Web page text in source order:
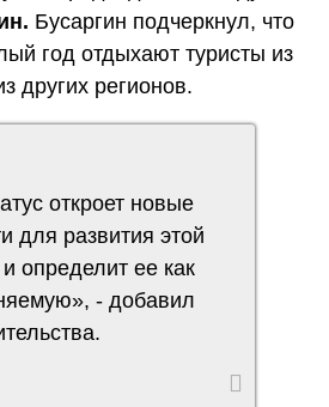
Бусаргин подчеркнул, что
год отдыхают туристы из
других регионов.
откроет новые
для развития этой
определит ее как
- добавил